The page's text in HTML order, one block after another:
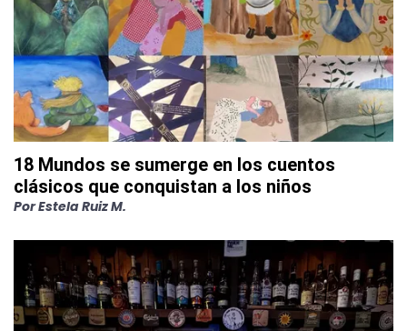
18 Mundos se sumerge en los cuentos
clásicos que conquistan a los niños
PorEstela Ruiz M.